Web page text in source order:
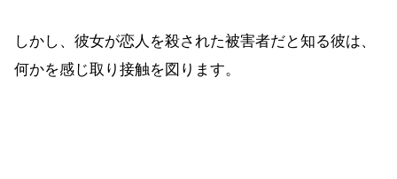
しかし、彼女が恋人を殺された被害者だと知る彼は、
何かを感じ取り接触を図ります。